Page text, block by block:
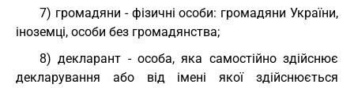
7) громадяни - фізичні особи: громадяни України,
іноземці, особи без громадянства;
8) декларант - особа, яка самостійно здійснює
декларування або від імені якої здійснюється